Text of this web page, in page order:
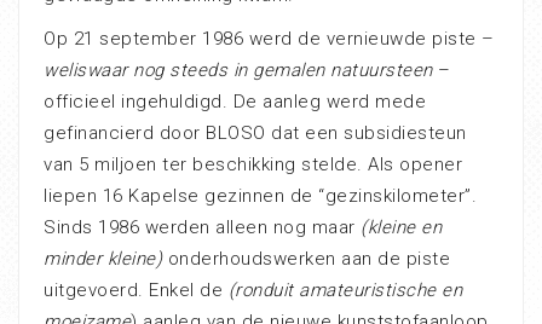
Op 21 september 1986 werd de vernieuwde piste –
weliswaar nog steeds in gemalen natuursteen–
officieel ingehuldigd. De aanleg werd mede
gefinancierd door BLOSO dat een subsidiesteun
van 5 miljoen ter beschikking stelde. Als opener
liepen 16 Kapelse gezinnen de “gezinskilometer”.
Sinds 1986 werden alleen nog maar (kleine en
minder kleine) onderhoudswerken aan de piste
uitgevoerd. Enkel de (ronduit amateuristische en